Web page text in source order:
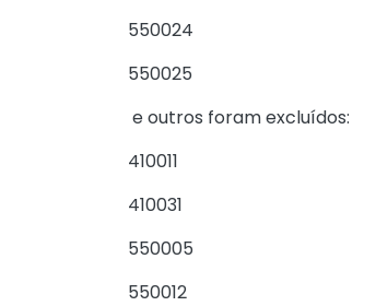
550024
550025
e outros foram excluídos:
410011
410031
550005
550012